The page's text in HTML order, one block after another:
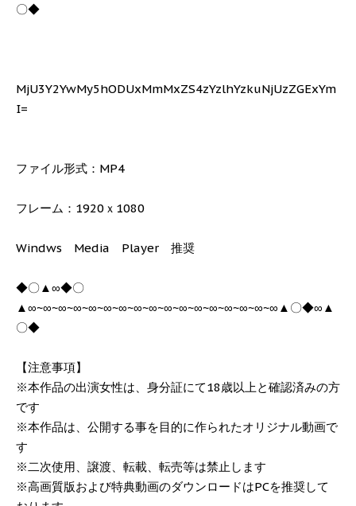
〇◆
MjU3Y2YwMy5hODUxMmMxZS4zYzlhYzkuNjUzZGExYm
I=
ファイル形式：MP4
フレーム：1920ｘ1080
Windws Media Player 推奨
◆〇▲∞◆〇
▲∞~∞~∞~∞~∞~∞~∞~∞~∞~∞~∞~∞~∞~∞~∞~∞~∞▲〇◆∞▲
〇◆
【注意事項】
※本作品の出演女性は、身分証にて18歳以上と確認済みの方
です
※本作品は、公開する事を目的に作られたオリジナル動画で
す
※二次使用、譲渡、転載、転売等は禁止します
※高画質版および特典動画のダウンロードはPCを推奨して